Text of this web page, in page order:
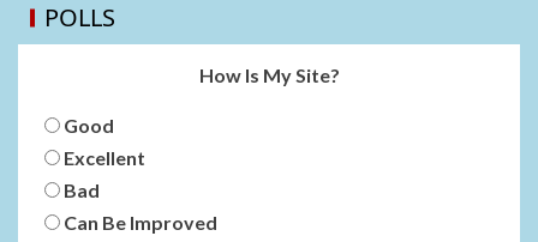
POLLS
How Is My Site?
Good
Excellent
Bad
Can Be Improved